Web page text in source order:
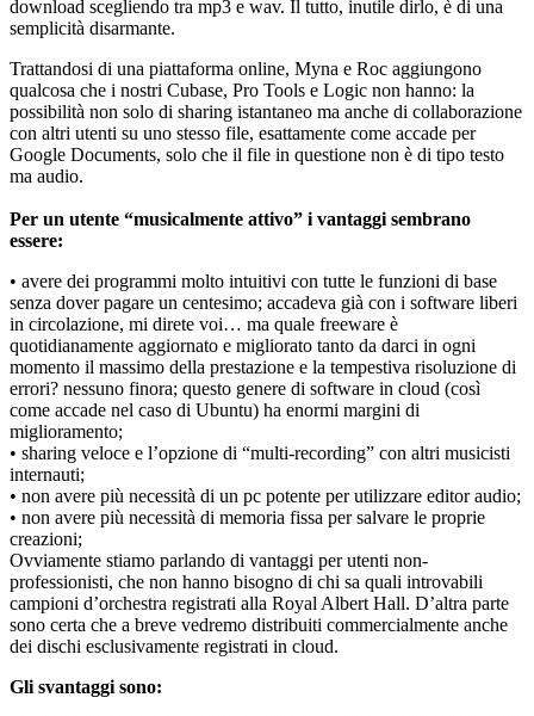
download scegliendo tra mp3 e wav. Il tutto, inutile dirlo, è di una
semplicità disarmante.
Trattandosi di una piattaforma online, Myna e Roc aggiungono
qualcosa che i nostri Cubase, Pro Tools e Logic non hanno: la
possibilità non solo di sharing istantaneo ma anche di collaborazione
con altri utenti su uno stesso file, esattamente come accade per
Google Documents, solo che il file in questione non è di tipo testo
ma audio.
Per un utente “musicalmente attivo” i vantaggi sembrano
essere:
• avere dei programmi molto intuitivi con tutte le funzioni di base
senza dover pagare un centesimo; accadeva già con i software liberi
in circolazione, mi direte voi… ma quale freeware è
quotidianamente aggiornato e migliorato tanto da darci in ogni
momento il massimo della prestazione e la tempestiva risoluzione di
errori? nessuno finora; questo genere di software in cloud (così
come accade nel caso di Ubuntu) ha enormi margini di
miglioramento;
• sharing veloce e l’opzione di “multi-recording” con altri musicisti
internauti;
• non avere più necessità di un pc potente per utilizzare editor audio;
• non avere più necessità di memoria fissa per salvare le proprie
creazioni;
Ovviamente stiamo parlando di vantaggi per utenti non-
professionisti, che non hanno bisogno di chi sa quali introvabili
campioni d’orchestra registrati alla Royal Albert Hall. D’altra parte
sono certa che a breve vedremo distribuiti commercialmente anche
dei dischi esclusivamente registrati in cloud.
Gli svantaggi sono: